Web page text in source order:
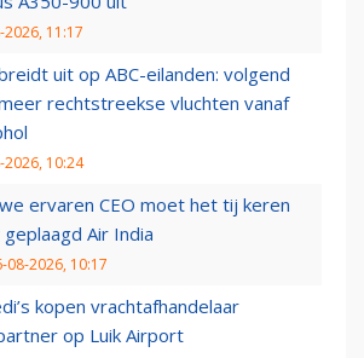
2026, 11:17
uit op ABC-eilanden: volgend
rechtstreekse vluchten vanaf
2026, 10:24
ervaren CEO moet het tij keren
Air India
08-2026, 10:17
kopen vrachtafhandelaar
op Luik Airport